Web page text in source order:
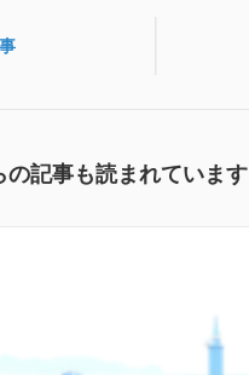
の記事も読まれています